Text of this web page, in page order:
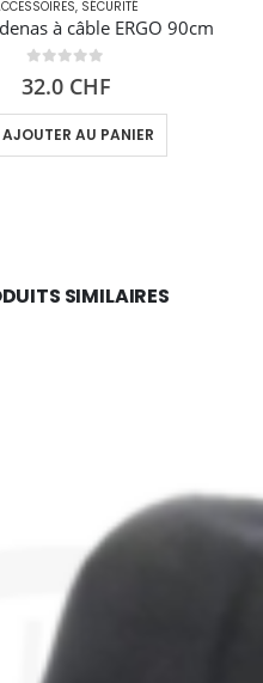
, SÉCURITÉ
à câble ERGO 90cm
32.0 CHF
AJOUTER AU PANIER
SIMILAIRES